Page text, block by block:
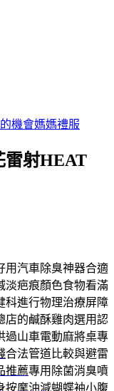
機會媽媽禮服
雷射HEAT
用汽車除臭神器合適
淡疤痕顏色食物看滿
科進行物理治療屏障
店的鹹酥雞肉選用認
過山車電動麻將桌專
合法管道比較與避雷
推薦專用除菌消臭噴
按摩油減蝴蝶袖小腹